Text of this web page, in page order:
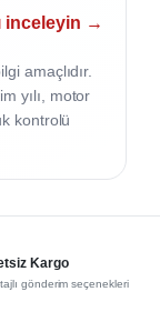
inceleyin →
amaçlıdır.
yılı, motor
kontrolü
Kargo
gönderim seçenekleri